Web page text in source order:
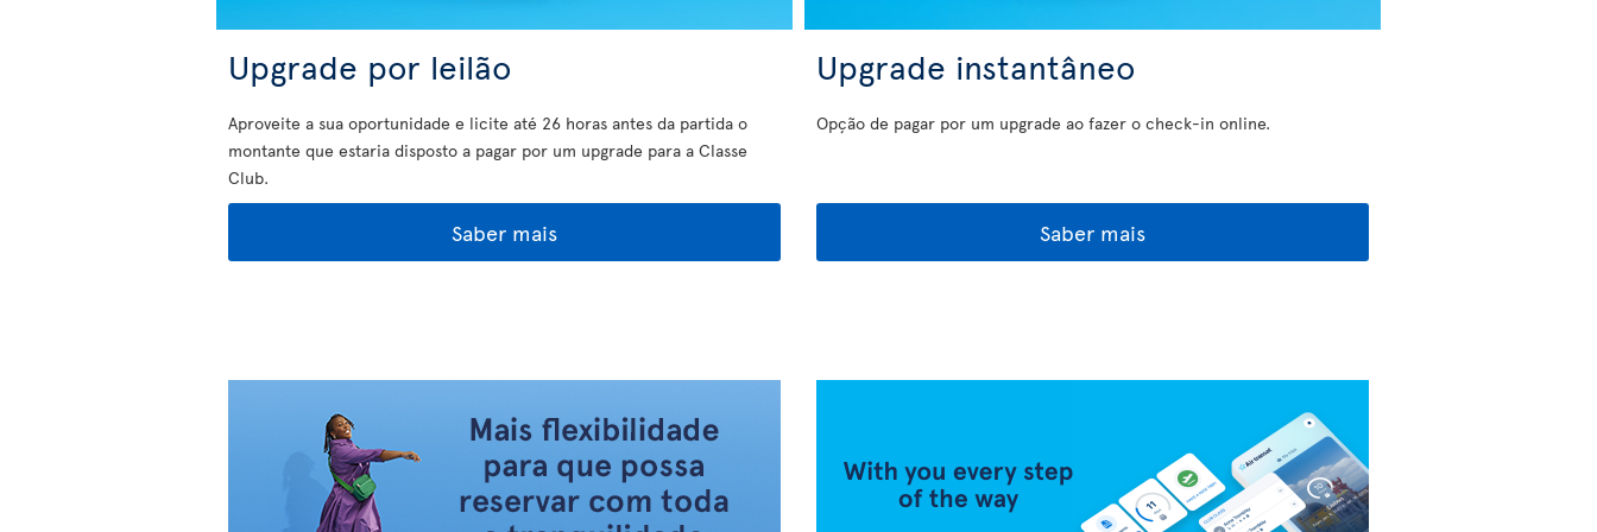
Upgrade por leilão
Aproveite a sua oportunidade e licite até 26 horas antes da partida o
montante que estaria disposto a pagar por um upgrade para a Classe
Club.
Saber mais
Upgrade instantâneo
Opção de pagar por um upgrade ao fazer o check-in online.
Saber mais